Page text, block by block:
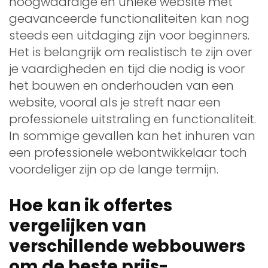
geavanceerde functionaliteiten kan nog
steeds een uitdaging zijn voor beginners.
Het is belangrijk om realistisch te zijn over
je vaardigheden en tijd die nodig is voor
het bouwen en onderhouden van een
website, vooral als je streft naar een
professionele uitstraling en functionaliteit.
In sommige gevallen kan het inhuren van
een professionele webontwikkelaar toch
voordeliger zijn op de lange termijn.
Hoe kan ik offertes
vergelijken van
verschillende webbouwers